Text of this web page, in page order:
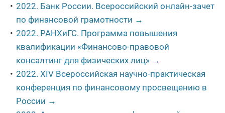
2022. Банк России. Всероссийский онлайн-зачет
по финансовой грамотности →
2022. РАНХиГС. Программа повышения
квалификации «Финансово-правовой
консалтинг для физических лиц» →
2022. XIV Всероссийская научно-практическая
конференция по финансовому просвещению в
России →